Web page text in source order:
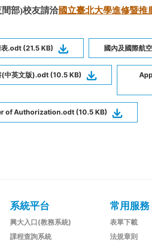
部)校友請洽國立臺北大學進修暨推
.odt (21.5 KB) 國內及國際航
中英文版).odt (10.5 KB)
of Authorization.odt (10.5 KB)
系統平台
興大入口(教務系統)
課程查詢系統
常用服務
表單下載
法規章則